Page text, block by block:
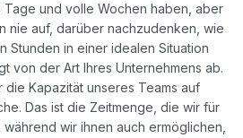
und volle Wochen haben, aber
nie auf, darüber nachzudenken, wie
Stunden in einer idealen Situation
von der Art Ihres Unternehmens ab.
die Kapazität unseres Teams auf
Das ist die Zeitmenge, die wir für
wir ihnen auch ermöglichen,